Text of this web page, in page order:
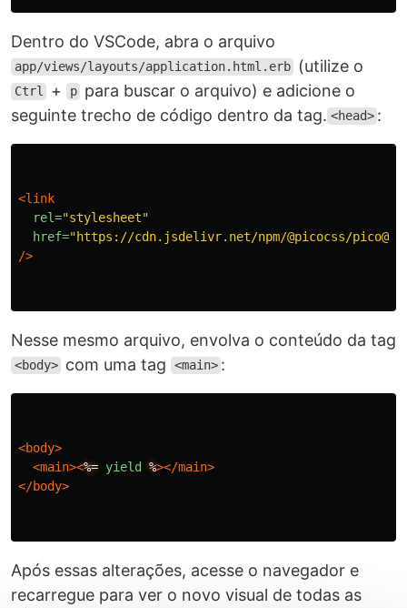
Dentro do VSCode, abra o arquivo
app/views/layouts/application.html.erb (utilize o
Ctrl + p para buscar o arquivo) e adicione o
seguinte trecho de código dentro da tag. <head> :
<link
rel="stylesheet"
href="https://cdn.jsdelivr.net/npm/@picocss/
/>
Nesse mesmo arquivo, envolva o conteúdo da tag
<body> com uma tag <main> :
<body>
<main><%= yield %></main>
</body>
Após essas alterações, acesse o navegador e
recarregue para ver o novo visual de todas as